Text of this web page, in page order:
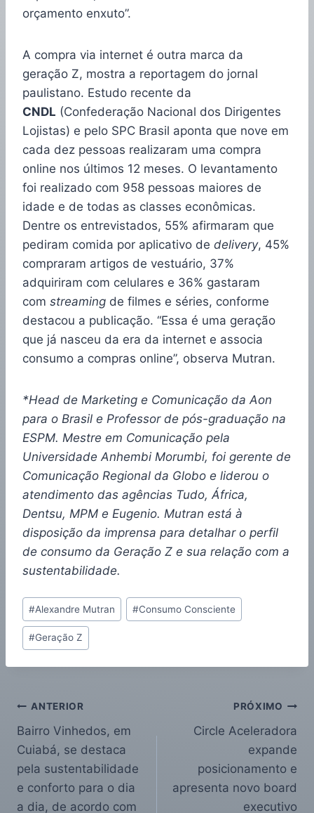
orçamento enxuto”.
A compra via internet é outra marca da
geração Z, mostra a reportagem do jornal
paulistano. Estudo recente da
CNDL (Confederação Nacional dos Dirigentes
Lojistas) e pelo SPC Brasil aponta que nove em
cada dez pessoas realizaram uma compra
online nos últimos 12 meses. O levantamento
foi realizado com 958 pessoas maiores de
idade e de todas as classes econômicas.
Dentre os entrevistados, 55% afirmaram que
pediram comida por aplicativo de delivery, 45%
compraram artigos de vestuário, 37%
adquiriram com celulares e 36% gastaram
com streaming de filmes e séries, conforme
destacou a publicação. “Essa é uma geração
que já nasceu da era da internet e associa
consumo a compras online”, observa Mutran.
*Head de Marketing e Comunicação da Aon
para o Brasil e Professor de pós-graduação na
ESPM. Mestre em Comunicação pela
Universidade Anhembi Morumbi, foi gerente de
Comunicação Regional da Globo e liderou o
atendimento das agências Tudo, África,
Dentsu, MPM e Eugenio. Mutran está à
disposição da imprensa para detalhar o perfil
de consumo da Geração Z e sua relação com a
sustentabilidade.
#Alexandre Mutran #Consumo Consciente
#Geração Z
ANTERIOR
Bairro Vinhedos, em
Cuiabá, se destaca
pela sustentabilidade
e conforto para o dia
a dia, de acordo com
PRÓXIMO
Circle Aceleradora
expande
posicionamento e
apresenta novo board
executivo